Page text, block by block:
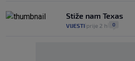
Stiže nam Texas
VIJESTI prije 2 h 0